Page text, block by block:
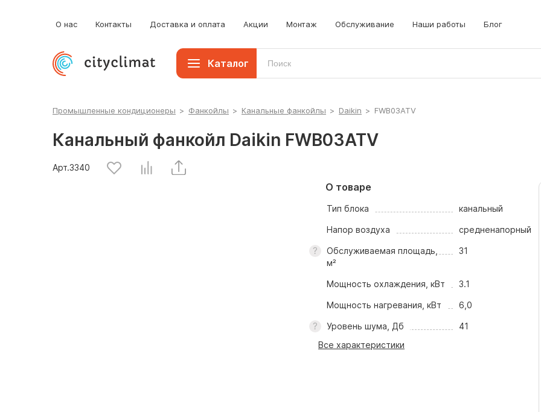
О нас Контакты Доставка и оплата Акции Монтаж Обслуживание Наши работы Блог
Каталог
Крышные кондиционеры
Промышленные кондиционеры > Фанкойлы > Канальные фанкойлы > Daikin > FWB03ATV
Канальный фанкойл Daikin FWB03ATV
Арт.3340
О товаре
Тип блока канальный
Напор воздуха средненапорный
Обслуживаемая площадь,
м²
31
Мощность охлаждения, кВт 3.1
Мощность нагревания, кВт 6,0
Уровень шума, Дб
41
Все характеристики